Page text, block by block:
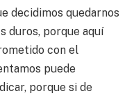
decidimos quedarnos
duros, porque aquí
con el
puede
porque si de